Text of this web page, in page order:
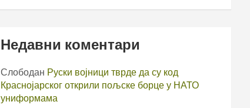
Недавни коментари
Слободан Руски војници тврде да су код
Краснојарског открили пољске борце у НАТО
униформама